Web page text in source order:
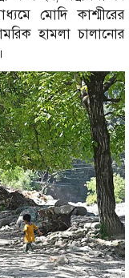
মোদি কাশ্মীরের
হামলা চালানোর